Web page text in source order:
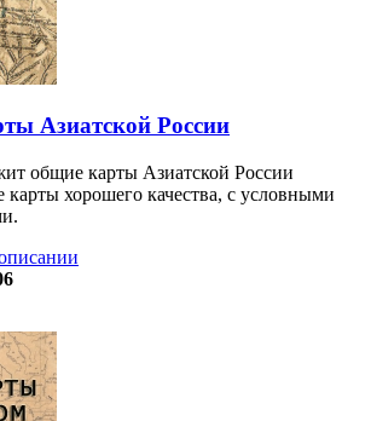
Азиатской России
общие карты Азиатской России
хорошего качества, с условными